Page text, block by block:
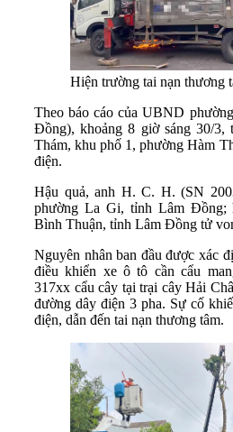
Hiện trường tai nạn thương
Theo báo cáo của UBND
Đồng), khoảng 8 giờ sáng 30/3,
Thám, khu phố 1, phường Hàm
điện.
Hậu quả, anh H. C. H. (SN
phường La Gi, tỉnh Lâm Đồng;
Bình Thuận, tỉnh Lâm Đồng tử
Nguyên nhân ban đầu được xác
điều khiển xe ô tô cần cẩu
317xx cẩu cây tại trại cây Hải
đường dây điện 3 pha. Sự cố
điện, dẫn đến tai nạn thương tâm.